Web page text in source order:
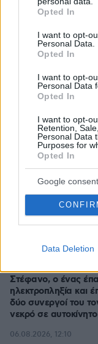
grant or deny
use your data for
consent section.
Opted In
I want to opt-
Personal Data.
Opted In
I want to opt-
Personal Data
Opted In
I want to opt-
Retention,
Personal Data
Purposes for
Opted In
Google
Data Deletion
06.08.2026, 16:32
«Αφιέρωσε τη ζωή
οικογένεια της
βρέθηκε νεκρή σε
Κυψέλη
06.08.2026, 18:45
55χρονος στην
αποδόσεις σε
€100.000
06.08.2026, 11:01
Πήγαν να κλέψουν
Στέφανο, ο ένας
ηλεκτροπληξία και
δύο συνεργοί του
νεκρό σε αυτοκίνητο
06.08.2026, 12:10